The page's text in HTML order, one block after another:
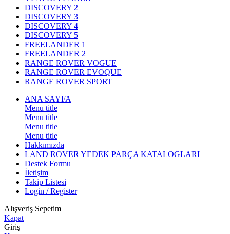
DISCOVERY 2
DISCOVERY 3
DISCOVERY 4
DISCOVERY 5
FREELANDER 1
FREELANDER 2
RANGE ROVER VOGUE
RANGE ROVER EVOQUE
RANGE ROVER SPORT
ANA SAYFA
Menu title
Menu title
Menu title
Menu title
Hakkımızda
LAND ROVER YEDEK PARÇA KATALOGLARI
Destek Formu
İletişim
Takip Listesi
Login / Register
Alışveriş Sepetim
Kapat
Giriş